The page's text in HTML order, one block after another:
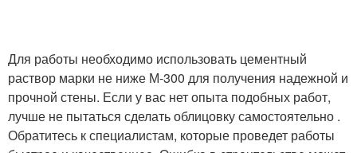
Для работы необходимо использовать цементный
раствор марки не ниже М-300 для получения надежной и
прочной стены. Если у вас нет опыта подобных работ,
лучше не пытаться сделать облицовку самостоятельно .
Обратитесь к специалистам, которые проведет работы